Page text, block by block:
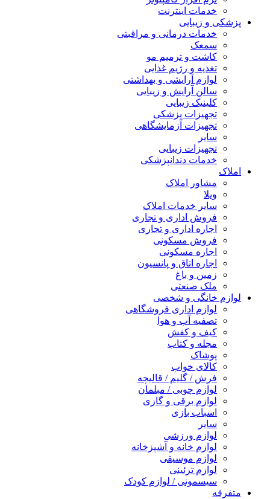
خدمات اینترنت
پزشکی و زیبایی
خدمات درمانی و مراقبتی
سمعک
کاشت و ترمیم مو
تغذیه و رژیم غذایی
لوازم آرایشی و بهداشتی
سالن آرایش و زیبایی
کلینیک زیبایی
تجهیزات پزشکی
تجهیزات آزمایشگاهی
سایر
تجهیزات زیبایی
خدمات دندانپزشکی
املاک
مشاور املاک
ویلا
سایر خدمات املاک
فروش اداری و تجاری
اجاره اداری و تجاری
فروش مسکونی
اجاره مسکونی
اجاره اتاق و پانسیون
زمین و باغ
ملک صنعتی
لوازم خانگی و شخصی
لوازم اداری فروشگاهی
تصفیه آب و هوا
کیف و کفش
مجله و کتاب
پوشاک
کالای خواب
فرش / گلیم / قالیچه
لوازم چوبی / مبلمان
لوازم برقی و گازی
اسباب بازی
سایر
لوازم ورزشی
لوازم خانه و آشپزخانه
لوازم موسیقی
لوازم تزئینی
سیسمونی / لوازم کودک
متفرقه